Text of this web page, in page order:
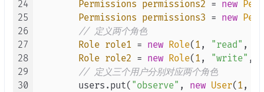
66
67
68
69
70
71
        sb.
append(", password='" append
        sb.
append( ", roles="
        sb.
append(
);
return sb. toString();
24
25
26
27
28
29
30
Permissions permissions2 = new
Permissions permissions3 = new
// 定义两个角色
Role role1 = new Role( 1, "read" ,
Role role2 = new Role( 1, "write" ,
// 定义三个用户分别对应两个角色
        users.put(
"observe" , new User( 1,